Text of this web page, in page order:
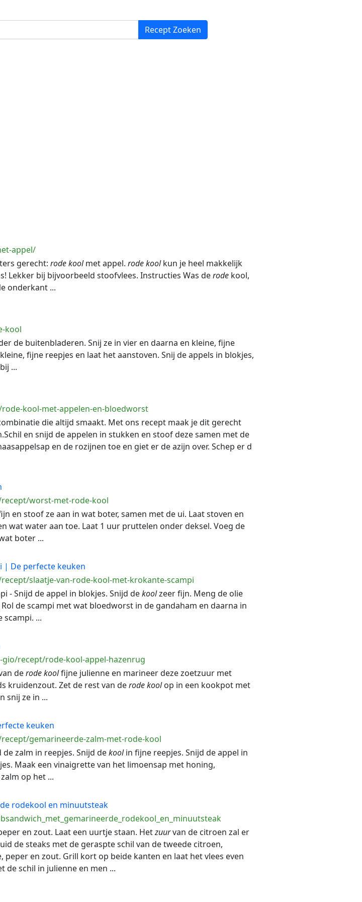
appel/
gerecht: rodekoolmet appel. rodekoolkun je heel makkelijk
Lekker bij bijvoorbeeld stoofvlees. Instructies Was derodekool,
onderkant ...
kool
de buitenbladeren. Snij ze in vier en daarna en kleine, fijne
fijne reepjes en laat het aanstoven. Snij de appels in blokjes,
...
kool-met-appelen-en-bloedworst
die altijd smaakt. Met ons recept maak je dit gerecht
en snijd de appelen in stukken en stoof deze samen met de
en de rozijnen toe en giet er de azijn over. Schep er d
worst-met-rode-kool
en stoof ze aan in wat boter, samen met de ui. Laat stoven en
wat water aan toe. Laat 1 uur pruttelen onder deksel. Voeg de
boter ...
De perfecte keuken
slaatje-van-rode-kool-met-krokante-scampi
- Snijd de appel in blokjes. Snijd dekoolzeer fijn. Meng de olie
de scampi met wat bloedworst in de gandaham en daarna in
...
recept/rode-kool-appel-hazenrug
derodekoolfijne julienne en marineer deze zoetzuur met
kruidenzout. Zet de rest van derodekoolop in een kookpot met
snij ze in ...
keuken
gemarineerde-zalm-met-rode-kool
de zalm in reepjes. Snijd dekoolin fijne reepjes. Snijd de appel in
Maak een vinaigrette van het limoensap met honing,
op het ...
rodekool en minuutsteak
en zout. Laat een uurtje staan. Hetzuurvan de citroen zal er
de steaks met de geraspte schil van de tweede citroen,
peper en zout. Grill kort op beide kanten en laat het vlees even
de schil in julienne en men ...